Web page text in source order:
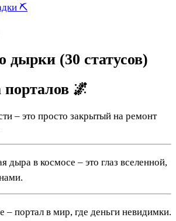
⛏
дырки (30 статусов)
🌌
– это просто закрытый на ремонт
в космосе – это глаз вселенной,
портал в мир, где деньги невидимки.